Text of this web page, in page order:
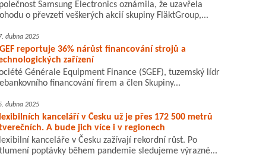
Samsung Electronics oznámila, že uzavřela
o převzetí veškerých akcií skupiny FläktGroup,...
dubna 2025
reportuje 36% nárůst financování strojů a
zařízení
Générale Equipment Finance (SGEF), tuzemský lídr
financování firem a člen Skupiny...
dubna 2025
kanceláří v Česku už je přes 172 500 metrů
A bude jich více i v regionech
kanceláře v Česku zažívají rekordní růst. Po
poptávky během pandemie sledujeme výrazné...